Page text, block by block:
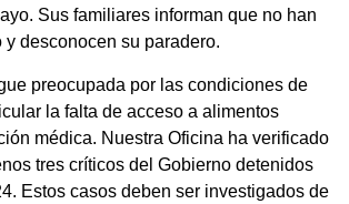
Sus familiares informan que no han
y desconocen su paradero.
preocupada por las condiciones de
la falta de acceso a alimentos
médica. Nuestra Oficina ha verificado
tres críticos del Gobierno detenidos
Estos casos deben ser investigados de